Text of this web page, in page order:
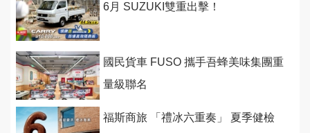
6月 SUZUKI雙重出擊！
國民貨車 FUSO 攜手吾蜂美味集團重
量級聯名
福斯商旅 「禮冰六重奏」 夏季健檢